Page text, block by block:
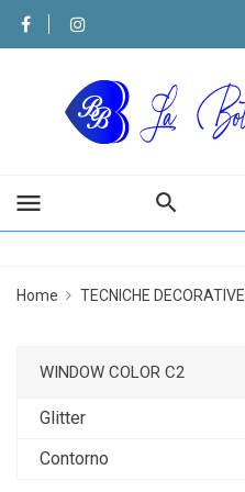
menu
Home TECNICHE DECORATIVE
WINDOW COLOR C2
Glitter
Contorno